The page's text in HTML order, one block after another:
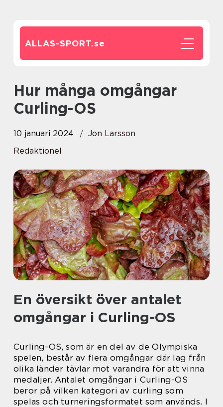
ALLAS-SPORT.se
Hur många omgångar
Curling-OS
10 januari 2024
Jon Larsson
Redaktionel
En översikt över antalet
omgångar i Curling-OS
Curling-OS, som är en del av de Olympiska
spelen, består av flera omgångar där lag från
olika länder tävlar mot varandra för att vinna
medaljer. Antalet omgångar i Curling-OS
beror på vilken kategori av curling som
spelas och turneringsformatet som används. I